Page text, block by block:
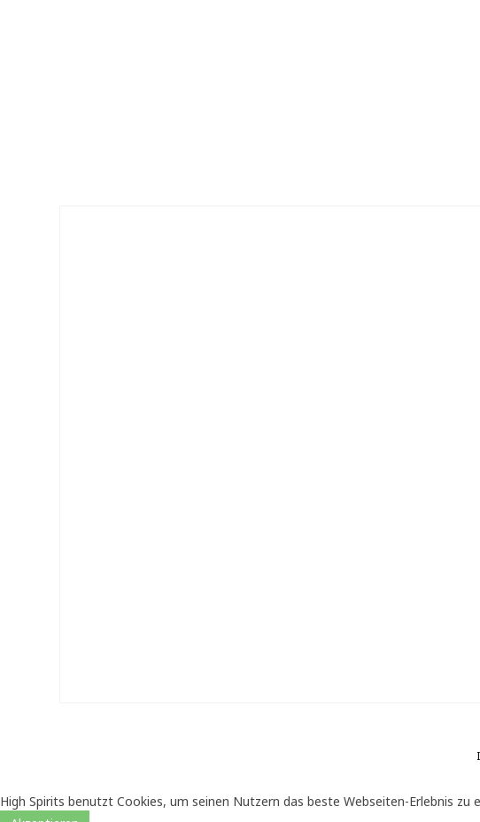
High Spirits benutzt Cookies, um seinen Nutzern das beste Webseiten-Erlebnis